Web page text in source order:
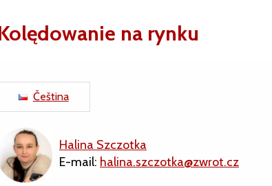
na rynku
Čeština
Halina Szczotka
E-mail: halina.szczotka@zwrot.cz